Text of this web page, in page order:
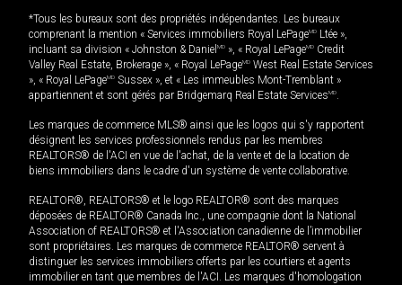
*Tous les bureaux sont des propriétés indépendantes. Les bureaux
comprenant la mention « Services immobiliers Royal LePageMD Ltée »,
incluant sa division « Johnston & Daniel MD », « Royal LePageMD Credit
Valley Real Estate, Brokerage », « Royal LePageMD West Real Estate Services
», « Royal LePageMD Sussex », et « Les immeubles Mont-Tremblant »
appartiennent et sont gérés par Bridgemarq Real Estate ServicesMD.
Les marques de commerce MLS® ainsi que les logos qui s'y rapportent
désignent les services professionnels rendus par les membres
REALTORS® de l'ACI en vue de l'achat, de la vente et de la location de
biens immobiliers dans le cadre d'un système de vente collaborative.
REALTOR®, REALTORS® et le logo REALTOR® sont des marques
déposées de REALTOR® Canada Inc., une compagnie dont la National
Association of REALTORS® et l'Association canadienne de l’immobilier
sont propriétaires. Les marques de commerce REALTOR® servent à
distinguer les services immobiliers offerts par les courtiers et agents
immobilier en tant que membres de l'ACI. Les marques d'homologation